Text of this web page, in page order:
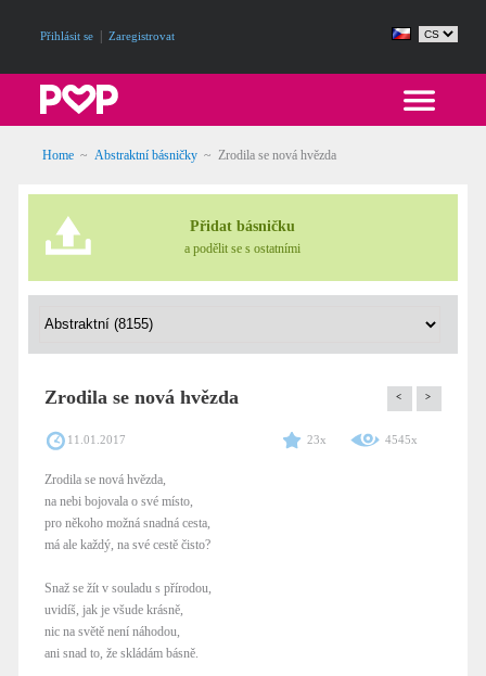
Přihlásit se Zaregistrovat
Home ~ Abstraktní básničky ~ Zrodila se nová hvězda
Přidat básničku
a podělit se s ostatními
Zrodila se nová hvězda < >
11.01.2017 23x 4545x
Zrodila se nová hvězda,
na nebi bojovala o své místo,
pro někoho možná snadná cesta,
má ale každý, na své cestě čisto?
Snaž se žít v souladu s přírodou,
uvidíš, jak je všude krásně,
nic na světě není náhodou,
ani snad to, že skládám básně.